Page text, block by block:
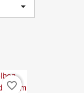

favorite_border